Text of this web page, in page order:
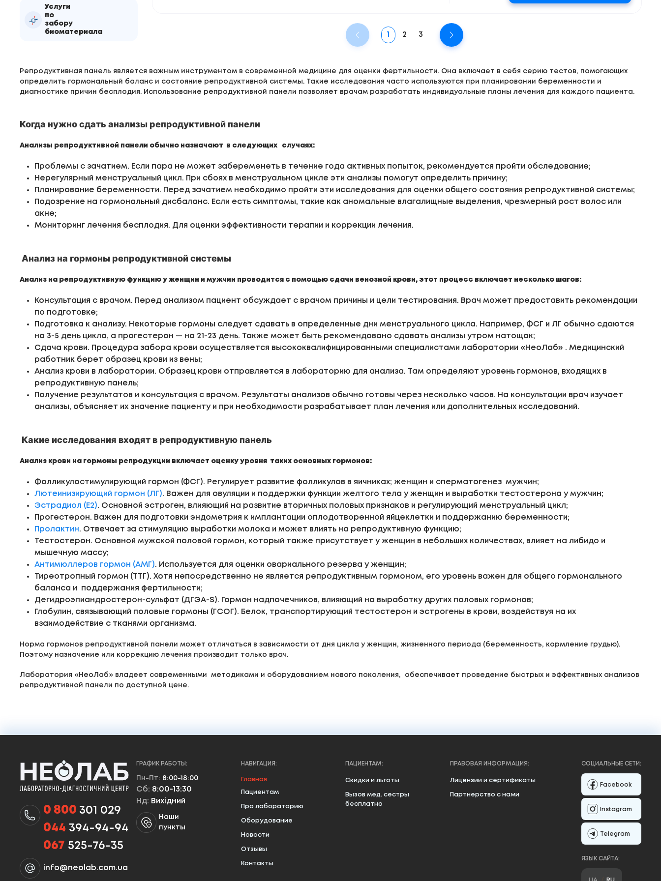
Услуги
по
забору
биоматериала
1 2 3
Репродуктивная панель является важным инструментом в современной медицине для оценки фертильности. Она включает в себя серию тестов, помогающих
определить гормональный баланс и состояние репродуктивной системы. Такие исследования часто используются при планировании беременности и
диагностике причин бесплодия. Использование репродуктивной панели позволяет врачам разработать индивидуальные планы лечения для каждого пациента.
Когда нужно сдать анализы репродуктивной панели
Анализы репродуктивной панели обычно назначают в следующих случаях:
Проблемы с зачатием. Если пара не может забеременеть в течение года активных попыток, рекомендуется пройти обследование;
Нерегулярный менструальный цикл. При сбоях в менструальном цикле эти анализы помогут определить причину;
Планирование беременности. Перед зачатием необходимо пройти эти исследования для оценки общего состояния репродуктивной системы;
Подозрение на гормональный дисбаланс. Если есть симптомы, такие как аномальные влагалищные выделения, чрезмерный рост волос или
акне;
Мониторинг лечения бесплодия. Для оценки эффективности терапии и коррекции лечения.
Анализ на гормоны репродуктивной системы
Анализ на репродуктивную функцию у женщин и мужчин проводится с помощью сдачи венозной крови, этот процесс включает несколько шагов:
Консультация с врачом. Перед анализом пациент обсуждает с врачом причины и цели тестирования. Врач может предоставить рекомендации
по подготовке;
Подготовка к анализу. Некоторые гормоны следует сдавать в определенные дни менструального цикла. Например, ФСГ и ЛГ обычно сдаются
на 3-5 день цикла, а прогестерон — на 21-23 день. Также может быть рекомендовано сдавать анализы утром натощак;
Сдача крови. Процедура забора крови осуществляется высококвалифицированными специалистами лаборатории «НеоЛаб» . Медицинский
работник берет образец крови из вены;
Анализ крови в лаборатории. Образец крови отправляется в лабораторию для анализа. Там определяют уровень гормонов, входящих в
репродуктивную панель;
Получение результатов и консультация с врачом. Результаты анализов обычно готовы через несколько часов. На консультации врач изучает
анализы, объясняет их значение пациенту и при необходимости разрабатывает план лечения или дополнительных исследований.
Какие исследования входят в репродуктивную панель
Анализ крови на гормоны репродукции включает оценку уровня таких основных гормонов:
Фолликулостимулирующий гормон (ФСГ). Регулирует развитие фолликулов в яичниках; женщин и сперматогенез мужчин;
Лютеинизирующий гормон (ЛГ). Важен для овуляции и поддержки функции желтого тела у женщин и выработки тестостерона у мужчин;
Эстрадиол (Е2). Основной эстроген, влияющий на развитие вторичных половых признаков и регулирующий менструальный цикл;
Прогестерон. Важен для подготовки эндометрия к имплантации оплодотворенной яйцеклетки и поддержанию беременности;
Пролактин. Отвечает за стимуляцию выработки молока и может влиять на репродуктивную функцию;
Тестостерон. Основной мужской половой гормон, который также присутствует у женщин в небольших количествах, влияет на либидо и
мышечную массу;
Антимюллеров гормон (АМГ). Используется для оценки овариального резерва у женщин;
Тиреотропный гормон (ТТГ). Хотя непосредственно не является репродуктивным гормоном, его уровень важен для общего гормонального
баланса и поддержания фертильности;
Дегидроэпиандростерон-сульфат (ДГЭА-S). Гормон надпочечников, влияющий на выработку других половых гормонов;
Глобулин, связывающий половые гормоны (ГСОГ). Белок, транспортирующий тестостерон и эстрогены в крови, воздействуя на их
взаимодействие с тканями организма.
Норма гормонов репродуктивной панели может отличаться в зависимости от дня цикла у женщин, жизненного периода (беременность, кормление грудью).
Поэтому назначение или коррекцию лечения производит только врач.
Лаборатория «НеоЛаб» владеет современными методиками и оборудованием нового поколения, обеспечивает проведение быстрых и эффективных анализов
репродуктивной панели по доступной цене.
0 800 301 029
044 394-94-94
067 525-76-35
info@neolab.com.ua
ГРАФИК РАБОТЫ:
Пн-Пт: 8:00-18:00
Сб: 8:00-13:30
Нд: Вихідний
Наши
пункты
НАВИГАЦИЯ:
Главная
Пациентам
Про лабораторию
Оборудование
Новости
Отзывы
Контакты
ПАЦИЕНТАМ:
Скидки и льготы
Вызов мед. сестры
бесплатно
ПРАВОВАЯ ИНФОРМАЦИЯ:
Лицензии и сертификаты
Партнерство с нами
СОЦИАЛЬНЫЕ СЕТИ:
Facebook
Instagram
Telegram
ЯЗЫК САЙТА: